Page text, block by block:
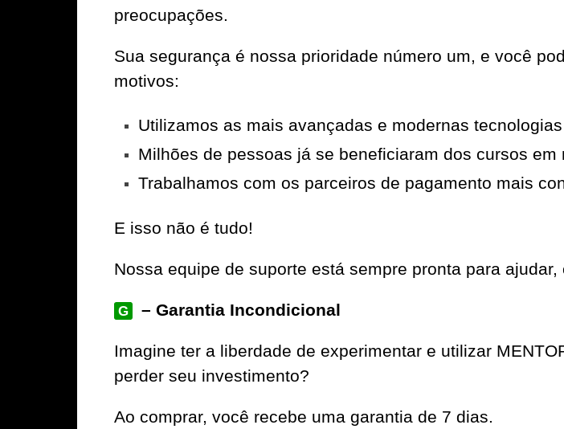
preocupações.
Sua segurança é nossa prioridade número um, e você
motivos:
Utilizamos as mais avançadas e modernas tecnologias
Milhões de pessoas já se beneficiaram dos cursos em
Trabalhamos com os parceiros de pagamento mais
E isso não é tudo!
Nossa equipe de suporte está sempre pronta para
G – Garantia Incondicional
Imagine ter a liberdade de experimentar e utilizar
perder seu investimento?
Ao comprar, você recebe uma garantia de 7 dias.